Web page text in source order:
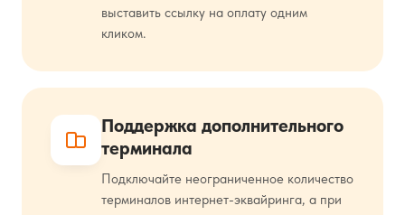
выставить ссылку на оплату одним
кликом.
Поддержка дополнительного
терминала
Подключайте неограниченное количество
терминалов интернет-эквайринга, а при